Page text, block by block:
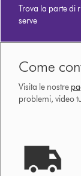
Trova la parte di
serve
Come
Visita le nostre
problemi, video